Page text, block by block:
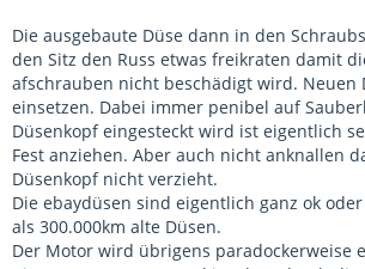
Die ausgebaute Düse dann in den
den Sitz den Russ etwas freikraten damit
afschrauben nicht beschädigt wird. Neuen
einsetzen. Dabei immer penibel auf
Düsenkopf eingesteckt wird ist eigentlich
Fest anziehen. Aber auch nicht anknallen
Düsenkopf nicht verzieht.
Die ebaydüsen sind eigentlich ganz ok
als 300.000km alte Düsen.
Der Motor wird übrigens paradockerweise